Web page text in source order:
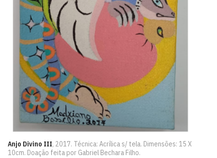
Anjo Divino III, 2017. Técnica: Acrílica s/ tela. Dimensões: 15 X
10cm. Doação feita por Gabriel Bechara Filho.